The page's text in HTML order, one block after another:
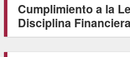
Cumplimiento a la
Disciplina